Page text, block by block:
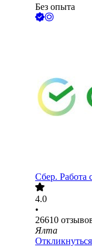
Без опыта
Сбер. Работа
4.0
•
26610
Ялта
Откликнуться